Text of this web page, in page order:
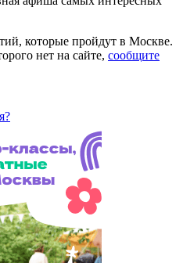
которые пройдут в Москве.
нет на сайте, сообщите